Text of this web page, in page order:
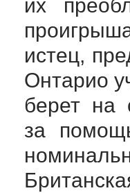
их
истец,
Онтарио
берет на
за